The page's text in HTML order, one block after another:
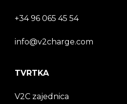
+34 96 065 45 54
info@v2charge.com
TVRTKA
V2C zajednica